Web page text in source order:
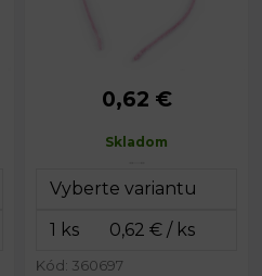
37 cm
0,62 €
Skladom
Kód: 360697